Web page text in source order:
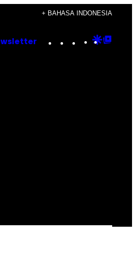
+ BAHASA INDONESIA
Instagram
TikTok
YouTube
Google